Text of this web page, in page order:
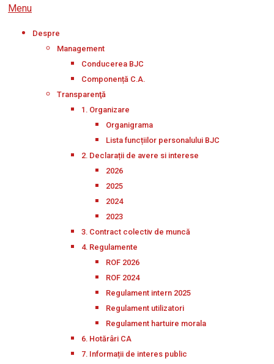
Menu
Despre
Management
Conducerea BJC
Componență C.A.
Transparenţă
1. Organizare
Organigrama
Lista funcțiilor personalului BJC
2. Declarații de avere si interese
2026
2025
2024
2023
3. Contract colectiv de muncă
4. Regulamente
ROF 2026
ROF 2024
Regulament intern 2025
Regulament utilizatori
Regulament hartuire morala
6. Hotărâri CA
7. Informații de interes public